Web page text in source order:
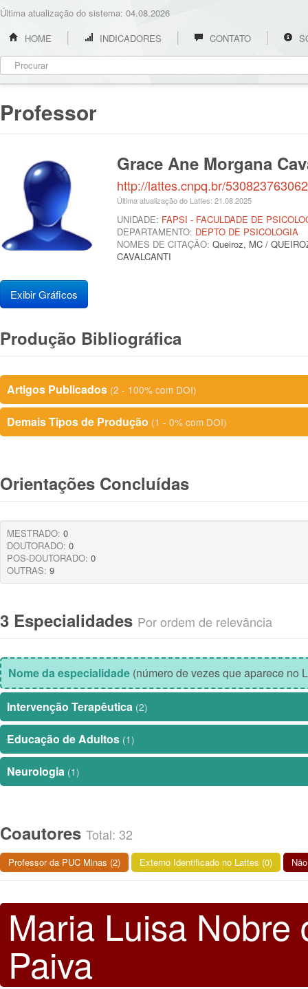
Última atualização do sistema: 04.08.2026
HOME
INDICADORES CONTATO
Professor
Grace Ane Morgana
http://lattes.cnpq.br/
Última atualização do Lattes: 21.08.2025
UNIDADE: FAPSI - FACULDADE DE
DEPARTAMENTO: DEPTO DE PSICOLOGIA
NOMES DE CITAÇÃO: Queiroz, MC /
CAVALCANTI
Exibir Gráficos
Produção Bibliográfica
Artigos Publicados (2 - 100% com DOI)
Demais Tipos de Produção (1 - 0% com DOI)
Orientações Concluídas
MESTRADO: 0
DOUTORADO: 0
POS-DOUTORADO: 0
OUTRAS: 9
3 Especialidades Por ordem de relevância
Nome da especialidade (número de vezes que aparece no
Intervenção Terapêutica (2)
Educação de Adultos (1)
Neurologia (1)
Coautores Total: 32
Professor da PUC Minas (2) Externo Identificado no Lattes (0)
Maria Luisa Nobre
Paiva